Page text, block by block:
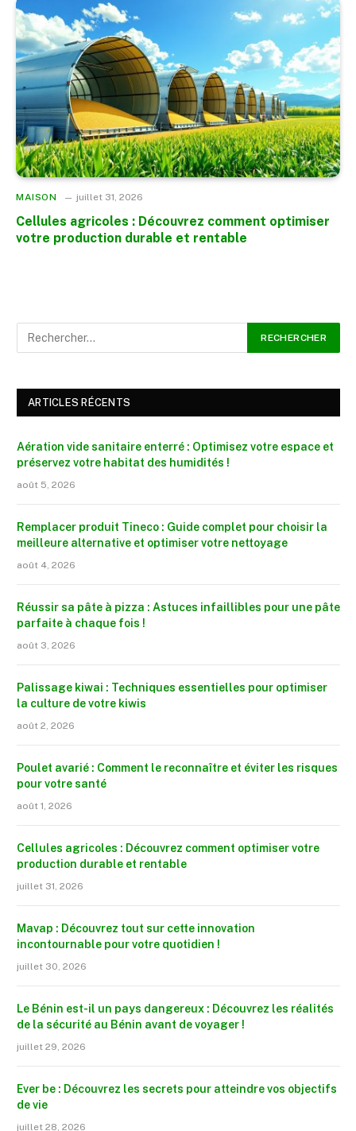
MAISON juillet 31, 2026
Cellules agricoles : Découvrez comment optimiser
votre production durable et rentable
ARTICLES RÉCENTS
Aération vide sanitaire enterré : Optimisez votre espace et
préservez votre habitat des humidités !
août 5, 2026
Remplacer produit Tineco : Guide complet pour choisir la
meilleure alternative et optimiser votre nettoyage
août 4, 2026
Réussir sa pâte à pizza : Astuces infaillibles pour une pâte
parfaite à chaque fois !
août 3, 2026
Palissage kiwai : Techniques essentielles pour optimiser
la culture de votre kiwis
août 2, 2026
Poulet avarié : Comment le reconnaître et éviter les risques
pour votre santé
août 1, 2026
Cellules agricoles : Découvrez comment optimiser votre
production durable et rentable
juillet 31, 2026
Mavap : Découvrez tout sur cette innovation
incontournable pour votre quotidien !
juillet 30, 2026
Le Bénin est-il un pays dangereux : Découvrez les réalités
de la sécurité au Bénin avant de voyager !
juillet 29, 2026
Ever be : Découvrez les secrets pour atteindre vos objectifs
de vie
juillet 28, 2026